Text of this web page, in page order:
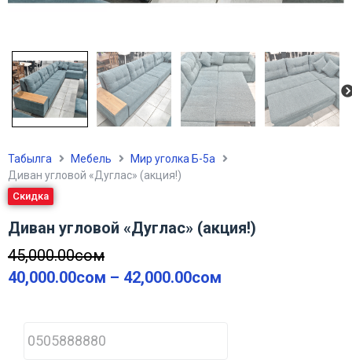
Табылга Мебель
Мир уголка Б-5а
Диван угловой «Дуглас» (акция!)
Скидка
Диван угловой «Дуглас» (акция!)
45,000.00сом
40,000.00сом – 42,000.00сом
h
o